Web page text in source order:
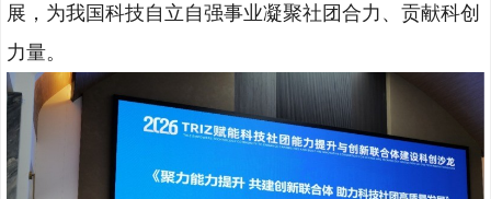
展，为我国科技自立自强事业凝聚社团合力、贡献科创
力量。